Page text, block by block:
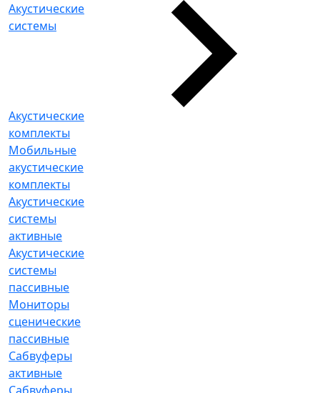
Акустические
системы
Акустические
комплекты
Мобильные
акустические
комплекты
Акустические
системы
активные
Акустические
системы
пассивные
Мониторы
сценические
пассивные
Сабвуферы
активные